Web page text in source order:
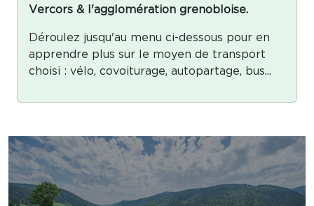
Vercors & l'agglomération grenobloise.
Déroulez jusqu'au menu ci-dessous pour en
apprendre plus sur le moyen de transport
choisi : vélo, covoiturage, autopartage, bus...